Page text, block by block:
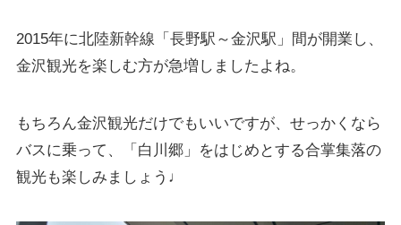
2015年に北陸新幹線「長野駅～金沢駅」間が開業し、
金沢観光を楽しむ方が急増しましたよね。
もちろん金沢観光だけでもいいですが、せっかくなら
バスに乗って、「白川郷」をはじめとする合掌集落の
観光も楽しみましょう♩